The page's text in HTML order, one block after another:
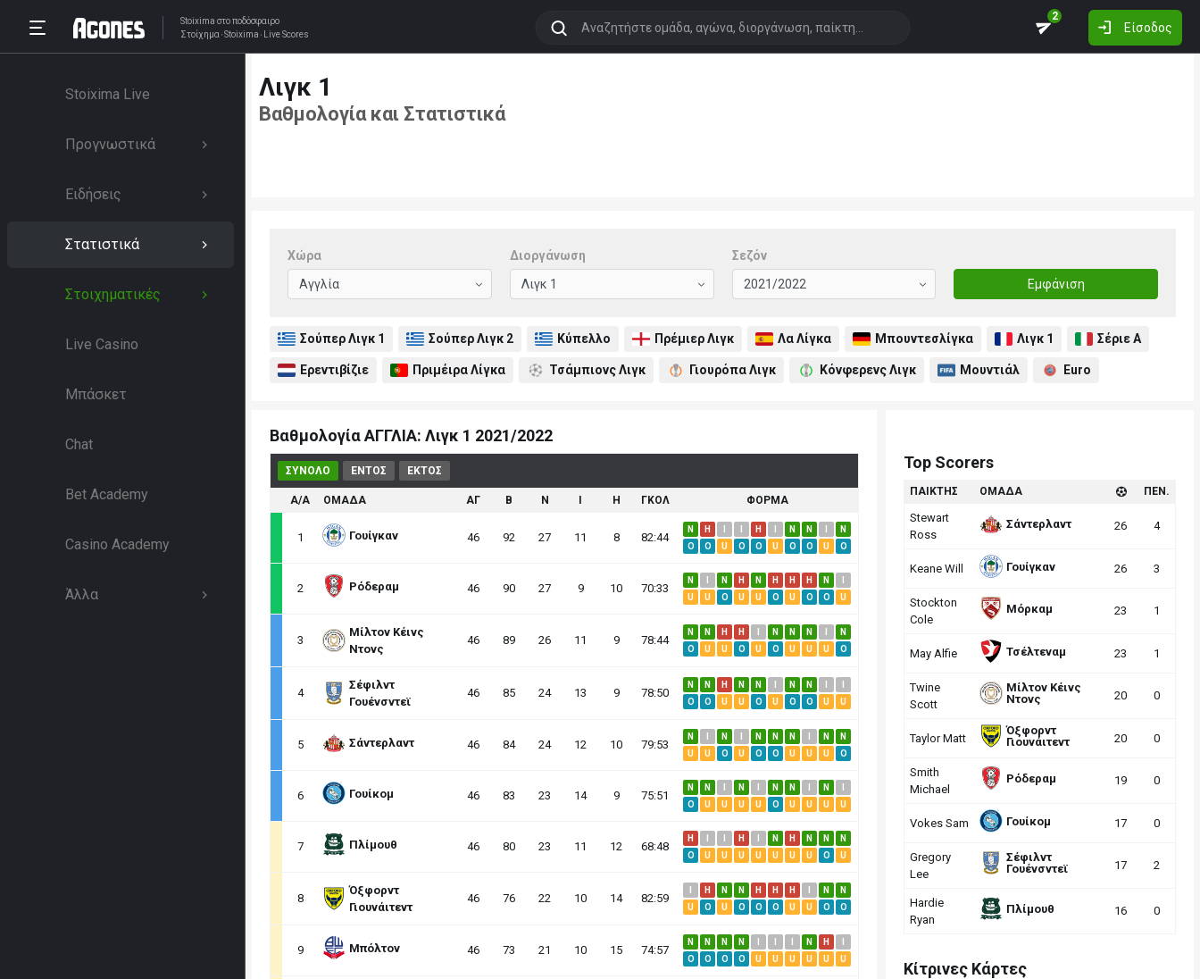
Stoixima στο ποδόσφαιρο
Στοίχημα Stoixima Live Scores
2
Είσοδος
Stoixima Live
Προγνωστικά
Ειδήσεις
Στατιστικά
Στοιχηματικές
Live Casino
Μπάσκετ
Chat
Bet Academy
Casino Academy
Άλλα
Λιγκ 1
Βαθμολογία και Στατιστικά
Χώρα Διοργάνωση
Σεζόν
Εμφάνιση
Σούπερ Λιγκ 1 Σούπερ Λιγκ 2 Κύπελλο Πρέμιερ Λιγκ Λα Λίγκα Μπουντεσλίγκα Λιγκ 1 Σέριε Α
Ερεντιβίζιε Πριμέιρα Λίγκα Τσάμπιονς Λιγκ Γιουρόπα Λιγκ Κόνφερενς Λιγκ Μουντιάλ Euro
Βαθμολογία ΑΓΓΛΙΑ: Λιγκ 1 2021/2022
ΣΥΝΟΛΟ ΕΝΤΟΣ ΕΚΤΟΣ
Α/Α ΟΜΑΔΑ ΑΓ B N H ΓΚΟΛ ΦΟΡΜΑ
1 Γουίγκαν 46 92 27 11 8 82:44
N H H N N
N
O
O U O O U O O U O
2 Ρόδεραμ 46 90 27 9 10 70:33
N N H N H H H N
U
U O U U O U O O U
3
Μίλτον Κέινς
Ντονς
46 89 26 11 9 78:44
N N H H N N N
N
O
U U O U O U U U O
4
Σέφιλντ
Γουένσντεϊ
46 85 24 13 9 78:50
N N H N N N N
O
O U U O U O O U U
5 Σάντερλαντ 46 84 24 12 10 79:53
N N N N N N
N
U
U O U O O U U U O
6 Γουίκομ 46 83 23 14 9 75:51
N N N N N N
O
U U U U O U U U U
7 Πλίμουθ 46 80 23 11 12 68:48
H H N H N N
N
O
U U U U U U U O U
8
Όξφορντ
Γιουνάιτεντ
46 76 22 10 14 82:59
H N N H H H N
N
U
O U O O O U U O O
9 Μπόλτον 46 73 21 10 15 74:57
N N N N N H
O
O O O U U U U U U
Top Scorers
ΠΑΙΚΤΗΣ ΟΜΑΔΑ ΠΕΝ.
Stewart
Ross
Σάντερλαντ 26 4
Keane Will Γουίγκαν 26 3
Stockton
Cole
Μόρκαμ 23 1
May Alfie Τσέλτεναμ 23 1
Twine
Scott
Μίλτον Κέινς
Ντονς
20 0
Taylor Matt
Όξφορντ
Γιουνάιτεντ
20 0
Smith
Michael
Ρόδεραμ 19 0
Vokes Sam Γουίκομ 17 0
Gregory
Lee
Σέφιλντ
Γουένσντεϊ
17 2
Hardie
Ryan
Πλίμουθ 16 0
Κίτρινες Κάρτες